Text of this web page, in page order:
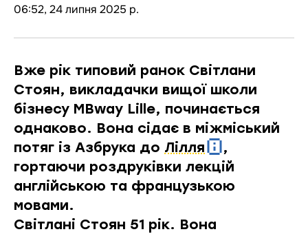
06:52, 24 липня 2025 р.
Вже рік типовий ранок Світлани
Стоян, викладачки вищої школи
бізнесу MBway Lille, починається
однаково. Вона сідає в міжміський
потяг із Азбрука до Лілля
,
гортаючи роздруківки лекцій
англійською та французькою
мовами.
Світлані Стоян 51 рік. Вона